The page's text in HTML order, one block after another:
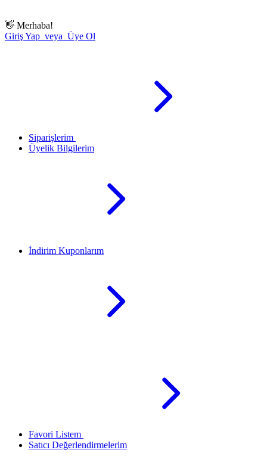
👋 Merhaba!
Giriş Yap veya Üye Ol
Siparişlerim
Üyelik Bilgilerim
İndirim Kuponlarım
Favori Listem
Satıcı Değerlendirmelerim